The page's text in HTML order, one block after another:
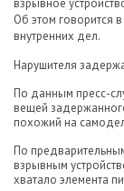
взрывное
Об этом говорится
внутренних дел.
Нарушителя
По данным пресс-
вещей
похожий на
По
взрывным
хватало элемента